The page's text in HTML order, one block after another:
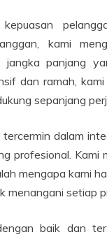
kepuasan
kami
jangka panjang
dan ramah,
sepanjang
dalam
profesional.
mengapa kami
menangani setiap
baik dan